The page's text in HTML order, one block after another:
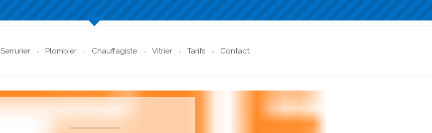
Serrurier Plombier Chauffagiste Vitrier Tarifs Contact